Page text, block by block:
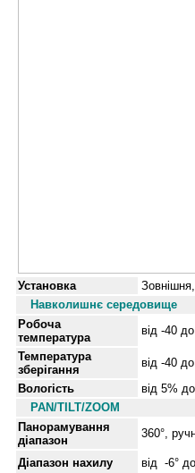
Установка
Навколишнє середовище
Робоча
температура
від -40
Температура
зберігання
від -40
Вологість
від 5%
PAN/TILT/ZOOM
Панорамування
діапазон
360°,
Діапазон нахилу від -6°